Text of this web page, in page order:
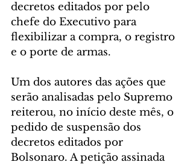
decretos editados por pelo
chefe do Executivo para
flexibilizar a compra, o registro
e o porte de armas.
Um dos autores das ações que
serão analisadas pelo Supremo
reiterou, no início deste mês, o
pedido de suspensão dos
decretos editados por
Bolsonaro. A petição assinada